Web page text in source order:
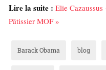
Lire la suite : Elie
Pâtissier MOF »
Barack Obama blog